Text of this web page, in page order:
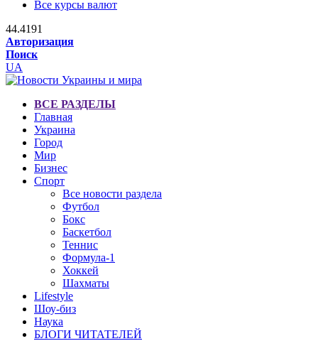
Все курсы валют
44.4191
Авторизация
Поиск
UA
ВСЕ РАЗДЕЛЫ
Главная
Украина
Город
Мир
Бизнес
Спорт
Все новости раздела
Футбол
Бокс
Баскетбол
Теннис
Формула-1
Хоккей
Шахматы
Lifestyle
Шоу-биз
Наука
БЛОГИ ЧИТАТЕЛЕЙ